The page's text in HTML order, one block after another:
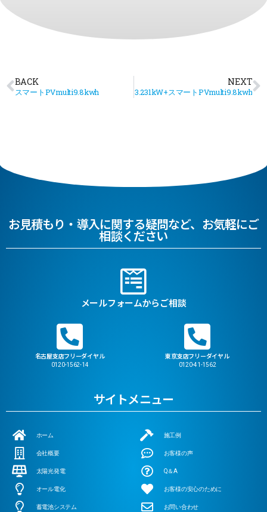
BACK
スマートPVmulti9.8kwh
NEXT
3.231kW+スマートPVmulti9.8kwh
お見積もり・導入に関する疑問など、お気軽にご
相談ください
メールフォームからご相談
名古屋支店フリーダイヤル
0120-1562-14
東京支店フリーダイヤル
0120-41-1562
サイトメニュー
ホーム
会社概要
太陽光発電
オール電化
蓄電池システム
施工例
お客様の声
Q＆A
お客様の安心のために
お問い合わせ